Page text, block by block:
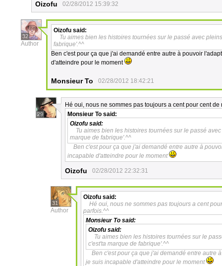
Oizofu 02/28/2012 15:39:32
32
Author
Oizofu said:
Tu aimes bien les histoires tournées sur le passé avec
fabrique'.^^
Ben c'est pour ça que j'ai demandé entre autre à pouvoir
d'atteindre pour le moment
Monsieur To 02/28/2012 18:42:21
29
Hé oui, nous ne sommes pas toujours a cent pour cent
Monsieur To said:
Oizofu said:
Tu aimes bien les histoires tournées sur le passé
marque de fabrique'.^^
Ben c'est pour ça que j'ai demandé entre autre à
incapable d'atteindre pour le moment
Oizofu 02/28/2012 22:32:31
31
Author
Oizofu said:
Hé oui, nous ne sommes pas toujours a cent
parfois.^^
Monsieur To said:
Oizofu said:
Tu aimes bien les histoires tournées sur le
c'est'ta marque de fabrique'.^^
Ben c'est pour ça que j'ai demandé entre autre
je suis incapable d'atteindre pour le moment